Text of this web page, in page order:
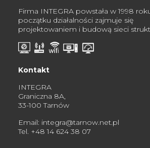
Firma INTEGRA powstała w 1998
początku działalności zajmuje się
projektowaniem i budową sieci
Kontakt
INTEGRA
Graniczna 8A,
33-100 Tarnów
Email: integra@tarnow.net.pl
Tel. +48 14 624 38 07